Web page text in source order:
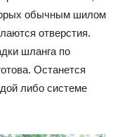
обычным шилом
отверстия.
шланга по
Останется
либо системе